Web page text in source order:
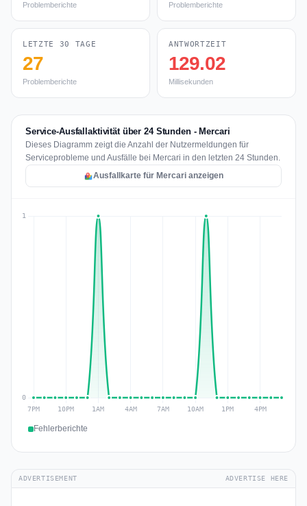
Problemberichte Problemberichte
LETZTE 30 TAGE
27
Problemberichte
ANTWORTZEIT
129.02
Millisekunden
Service-Ausfallaktivität über 24 Stunden - Mercari
Dieses Diagramm zeigt die Anzahl der Nutzermeldungen für
Serviceprobleme und Ausfälle bei Mercari in den letzten 24 Stunden.
Ausfallkarte für Mercari anzeigen
Fehlerberichte
ADVERTISEMENT ADVERTISE HERE